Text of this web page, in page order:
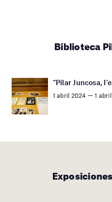
Biblioteca
“Pilar Juncosa,
1 abril 2024 — 1